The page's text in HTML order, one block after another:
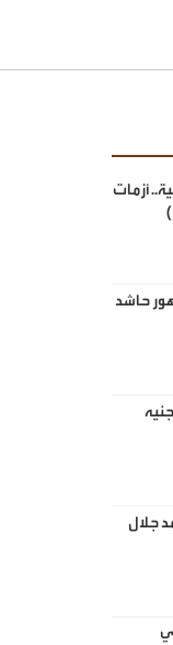
أزمات
حاشد
جلال